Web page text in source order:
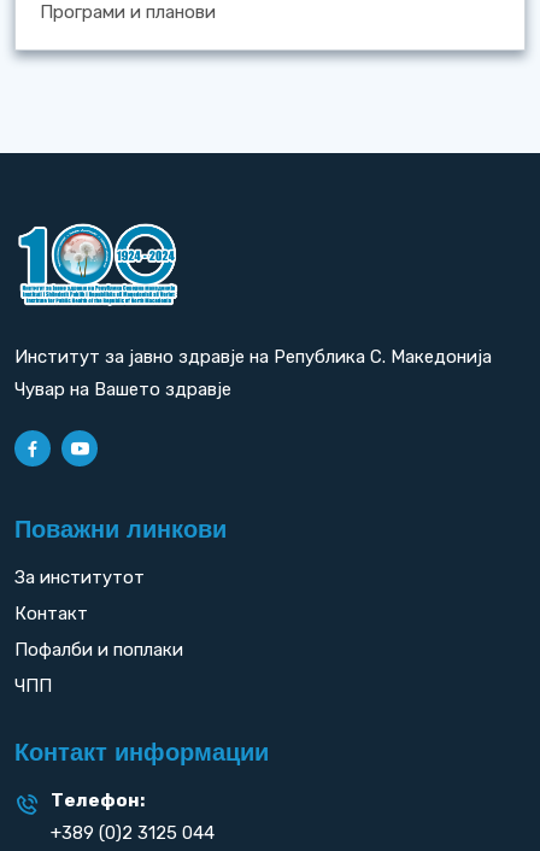
Програми и планови
Институт за јавно здравје на Република С. Македонија
Чувар на Вашето здравје
Поважни линкови
За институтот
Контакт
Пофалби и поплаки
ЧПП
Контакт информации
Телефон:
+389 (0)2 3125 044